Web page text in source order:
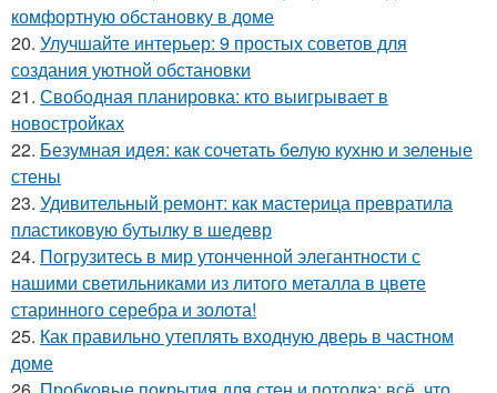
комфортную обстановку в доме
20. Улучшайте интерьер: 9 простых советов для
создания уютной обстановки
21. Свободная планировка: кто выигрывает в
новостройках
22. Безумная идея: как сочетать белую кухню и зеленые
стены
23. Удивительный ремонт: как мастерица превратила
пластиковую бутылку в шедевр
24. Погрузитесь в мир утонченной элегантности с
нашими светильниками из литого металла в цвете
старинного серебра и золота!
25. Как правильно утеплять входную дверь в частном
доме